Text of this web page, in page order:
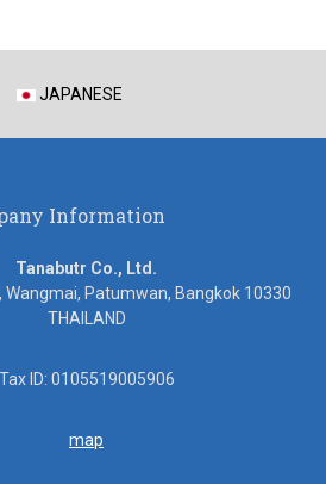
JAPANESE
Information
Tanabutr Co., Ltd.
Wangmai, Patumwan, Bangkok 10330
THAILAND
Tax ID: 0105519005906
map